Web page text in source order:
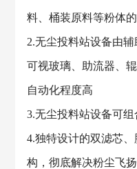
料、桶装原料等粉体
2.无尘投料站设备由辅
可视玻璃、助流器、
自动化程度高
3.无尘投料站设备可
4.独特设计的双滤芯
构，彻底解决粉尘飞